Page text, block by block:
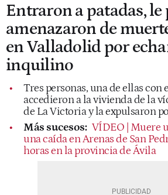
Entraron a patadas, le
amenazaron de
en Valladolid por
inquilino
Tres personas, una de ellas
accedieron a la vivienda de la
de La Victoria y la expulsaron
Más sucesos: VÍDEO | Muere
una caída en Arenas de San
horas en la provincia de Ávila